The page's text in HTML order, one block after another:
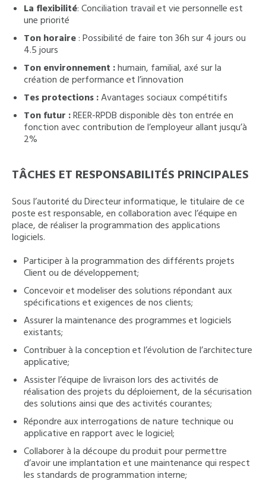
La flexibilité: Conciliation travail et vie personnelle est
une priorité
Ton horaire : Possibilité de faire ton 36h sur 4 jours ou
4.5 jours
Ton environnement :humain, familial, axé sur la
création de performance et l’innovation
Tes protections :Avantages sociaux compétitifs
Ton futur :REER-RPDB disponible dès ton entrée en
fonction avec contribution de l’employeur allant jusqu’à
2%
TÂCHES ET RESPONSABILITÉS PRINCIPALES
Sous l’autorité du Directeur informatique, le titulaire de ce
poste est responsable, en collaboration avec l’équipe en
place, de réaliser la programmation des applications
logiciels.
Participer à la programmation des différents projets
Client ou de développement;
Concevoir et modeliser des solutions répondant aux
spécifications et exigences de nos clients;
Assurer la maintenance des programmes et logiciels
existants;
Contribuer à la conception et l’évolution de l’architecture
applicative;
Assister l’équipe de livraison lors des activités de
réalisation des projets du déploiement, de la sécurisation
des solutions ainsi que des activités courantes;
Répondre aux interrogations de nature technique ou
applicative en rapport avec le logiciel;
Collaborer à la découpe du produit pour permettre
d’avoir une implantation et une maintenance qui respect
les standards de programmation interne;